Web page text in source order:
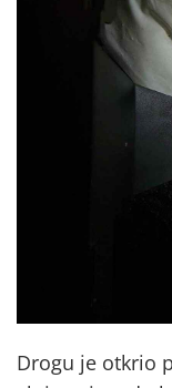
Drogu je otkrio